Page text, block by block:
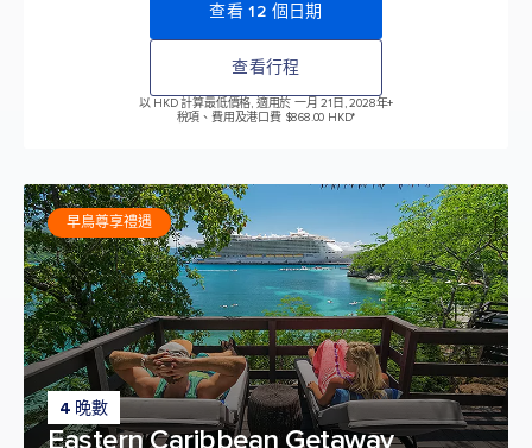
查看 12 個日期
查看行程
以 HKD 計算最低價格, 適用於 一月 21日, 2028年+
稅項、費用及港口費 $868.00 HKD*
4 晚數
Eastern Caribbean Getaway
早鳥尊享禮遇